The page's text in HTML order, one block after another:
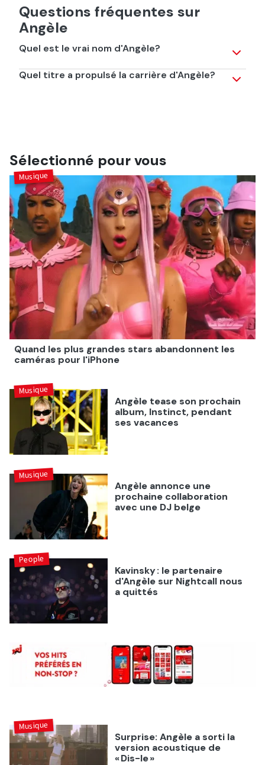
Questions fréquentes sur
Angèle
Quel est le vrai nom d'Angèle?
Angèle Joséphine Aimée Van Laeken!
Quel titre a propulsé la carrière d'Angèle?
Sélectionné pour vous
Quand les plus grandes stars abandonnent les
caméras pour l'iPhone
Musique
Angèle tease son prochain
album, Instinct, pendant
ses vacances
Musique
Angèle annonce une
prochaine collaboration
avec une DJ belge
Musique
Kavinsky : le partenaire
d'Angèle sur Nightcall nous
a quittés
People
Surprise: Angèle a sorti la
version acoustique de
« Dis-le »
Musique